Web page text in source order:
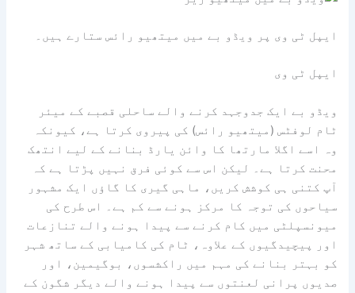
ایپل ٹی وی پر ویڈو بے میں میتھیو رائس ستارے ہیں۔
ایپل ٹی وی
ویڈو بے ایک جدوجہد کرنے والے ساحلی قصبے کے میئر
ٹام لوفٹس (میتھیو رائس) کی پیروی کرتا ہے، کیونکہ
وہ اسے اگلا مارتھا کا وائن یارڈ بنانے کے لیے انتھک
محنت کرتا ہے۔ لیکن اس سے کوئی فرق نہیں پڑتا ہے کہ
آپ کتنی ہی کوشش کریں، ماہی گیری کا گاؤں ایک مشہور
سیاحوں کی توجہ کا مرکز ہونے سے کم ہے۔ اس طرح کی
میونسپلٹی میں کام کرنے سے پیدا ہونے والے تنازعات
اور پیچیدگیوں کے علاوہ، ٹام کی کامیابی کے ساتھ شہر
کو بہتر بنانے کی مہم میں راکشسوں، بوگیمین، اور
صدیوں پرانی لعنتوں سے پیدا ہونے والے دیگر شگون کے